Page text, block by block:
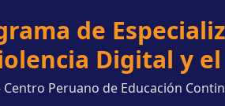
de
Digital y
Centro Peruano de Educación